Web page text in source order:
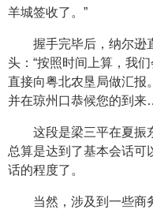
羊城签收了。”
握手完毕后，纳尔逊
头：“按照时间上算，我
直接向粤北农垦局做汇报
并在琼州口恭候您的到
这段是梁三平在夏振
总算是达到了基本会话可
话的程度了。
当然，涉及到一些商